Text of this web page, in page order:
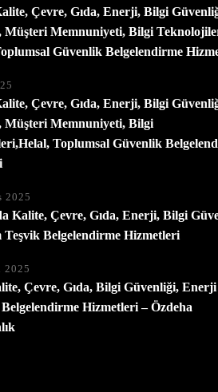
Çevre, Gıda, Enerji, Bilgi
Müşteri Memnuniyeti, Bilgi
Güvenlik Belgelendirme
Çevre, Gıda, Enerji, Bilgi
Müşteri Memnuniyeti, Bilgi
Toplumsal Güvenlik
2025
Kalite, Çevre, Gıda, Enerji, Bilgi
Teşvik Belgelendirme Hizmetleri
2025
Çevre, Gıda, Bilgi Güvenliği, Enerji
Hizmetleri – Özdeha